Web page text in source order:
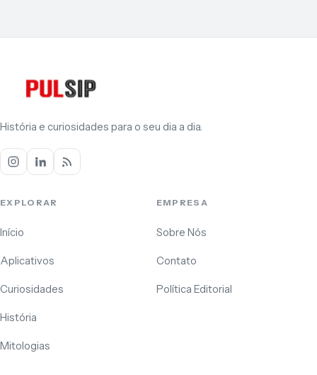
História e curiosidades para o seu dia a dia.
EXPLORAR
Início
Aplicativos
Curiosidades
História
Mitologias
EMPRESA
Sobre Nós
Contato
Política Editorial